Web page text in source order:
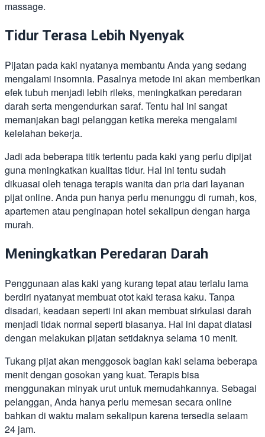
massage.
Tidur Terasa Lebih Nyenyak
Pijatan pada kaki nyatanya membantu Anda yang sedang
mengalami insomnia. Pasalnya metode ini akan memberikan
efek tubuh menjadi lebih rileks, meningkatkan peredaran
darah serta mengendurkan saraf. Tentu hal ini sangat
memanjakan bagi pelanggan ketika mereka mengalami
kelelahan bekerja.
Jadi ada beberapa titik tertentu pada kaki yang perlu dipijat
guna meningkatkan kualitas tidur. Hal ini tentu sudah
dikuasai oleh tenaga terapis wanita dan pria dari layanan
pijat online. Anda pun hanya perlu menunggu di rumah, kos,
apartemen atau penginapan hotel sekalipun dengan harga
murah.
Meningkatkan Peredaran Darah
Penggunaan alas kaki yang kurang tepat atau terlalu lama
berdiri nyatanyat membuat otot kaki terasa kaku. Tanpa
disadari, keadaan seperti ini akan membuat sirkulasi darah
menjadi tidak normal seperti biasanya. Hal ini dapat diatasi
dengan melakukan pijatan setidaknya selama 10 menit.
Tukang pijat akan menggosok bagian kaki selama beberapa
menit dengan gosokan yang kuat. Terapis bisa
menggunakan minyak urut untuk memudahkannya. Sebagai
pelanggan, Anda hanya perlu memesan secara online
bahkan di waktu malam sekalipun karena tersedia selaam
24 jam.